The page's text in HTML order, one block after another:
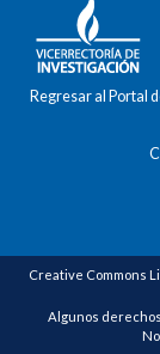
Regresar al Portal
Creative Commons
Algunos